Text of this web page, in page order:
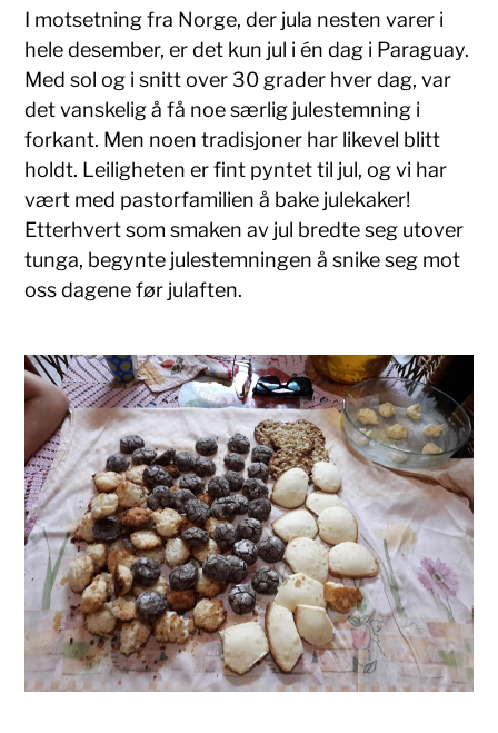
I motsetning fra Norge, der jula nesten varer i
hele desember, er det kun jul i én dag i Paraguay.
Med sol og i snitt over 30 grader hver dag, var
det vanskelig å få noe særlig julestemning i
forkant. Men noen tradisjoner har likevel blitt
holdt. Leiligheten er fint pyntet til jul, og vi har
vært med pastorfamilien å bake julekaker!
Etterhvert som smaken av jul bredte seg utover
tunga, begynte julestemningen å snike seg mot
oss dagene før julaften.